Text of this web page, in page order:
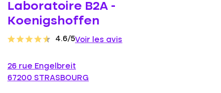
Laboratoire B2A -
Koenigshoffen
4.6/5Voir les avis
26 rue Engelbreit
67200 STRASBOURG